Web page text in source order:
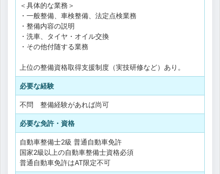
＜具体的な業務＞
・一般整備、車検整備、法定点検業務
・整備内容の説明
・洗車、タイヤ・オイル交換
・その他付随する業務
上位の整備資格取得支援制度（実技研修など）あり。
必要な経験
不問 整備経験があれば尚可
必要な免許・資格
自動車整備士2級 普通自動車免許
国家2級以上の自動車整備士資格必須
普通自動車免許はAT限定不可